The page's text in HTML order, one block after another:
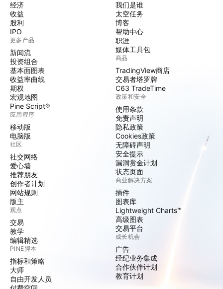
经济
收益
股利
IPO
更多产品
新闻流
投资组合
基本面图表
收益率曲线
期权
宏观地图
Pine Script®
应用程序
移动版
电脑版
社区
社交网络
爱心墙
推荐朋友
创作者计划
网站规则
版主
观点
交易
教学
编辑精选
PINE脚本
指标和策略
大师
自由开发人员
我们是谁
太空任务
博客
帮助中心
职涯
媒体工具包
商品
TradingView商店
交易者塔罗牌
C63 TradeTime
政策和安全
使用条款
免责声明
隐私政策
Cookies政策
无障碍声明
安全提示
漏洞赏金计划
状态页面
商业解决方案
插件
图表库
Lightweight Charts™
高级图表
交易平台
成长机会
广告
经纪业务集成
合作伙伴计划
教育计划